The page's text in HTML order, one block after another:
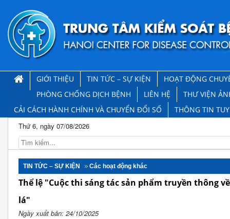
GIỚI THIỆU TIN TỨC – SỰ KIỆN
HOẠT ĐỘNG
PHÒNG CHỐNG DỊCH BỆNH
LIÊN HỆ
THƯ VIỆN
CẢI CÁCH HÀNH CHÍNH VÀ CHUYỂN ĐỔI SỐ
THÔNG TIN
Thứ 6, ngày 07/08/2026
TIN TỨC – SỰ KIỆN Các hoạt động khác
Thể lệ "Cuộc thi sáng tác sản phẩm truyền thông
lá"
Ngày xuất bản: 24/10/2025